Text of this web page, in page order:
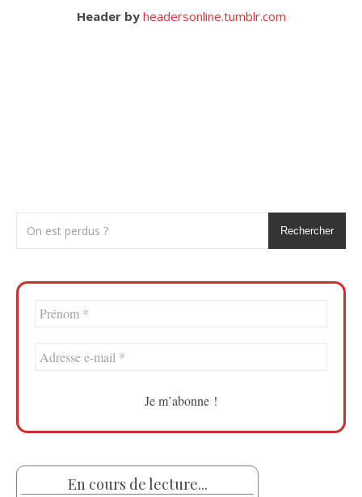
Header by headersonline.tumblr.com
Rechercher
En cours de lecture...